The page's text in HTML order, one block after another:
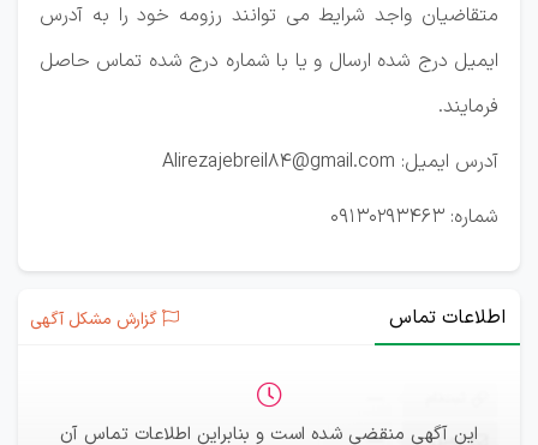
متقاضیان واجد شرایط می توانند رزومه خود را به آدرس
ایمیل درج شده ارسال و یا با شماره درج شده تماس حاصل
فرمایند.
آدرس ایمیل: Alirezajebreil84@gmail.com
شماره: 09130293463
اطلاعات تماس گزارش مشکل آگهی
این آگهی منقضی شده است و بنابراین اطلاعات تماس آن
ایمیل